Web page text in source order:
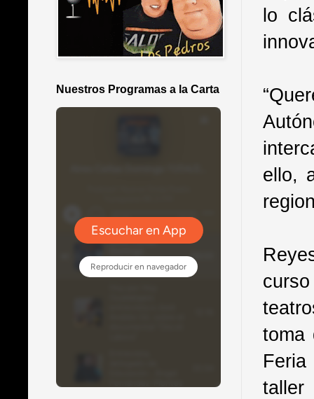
lo
ello,
toma
taller
Nuestros Programas a la Carta